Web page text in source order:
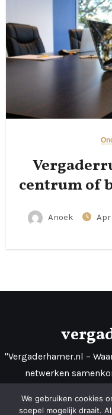
centrum of
Anoek
"Vergaderhamer.nl –
netwerken
We gebruiken cookies
soepel mogelijk draait.